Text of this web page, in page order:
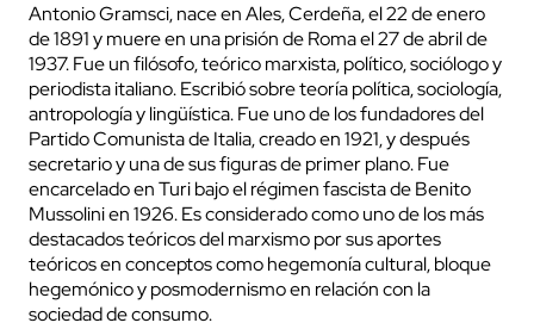
Antonio Gramsci, nace en Ales, Cerdeña, el 22 de enero
de 1891 y muere en una prisión de Roma el 27 de abril de
1937. Fue un filósofo, teórico marxista, político, sociólogo y
periodista italiano. Escribió sobre teoría política, sociología,
antropología y lingüística. Fue uno de los fundadores del
Partido Comunista de Italia, creado en 1921, y después
secretario y una de sus figuras de primer plano. Fue
encarcelado en Turi bajo el régimen fascista de Benito
Mussolini en 1926. Es considerado como uno de los más
destacados teóricos del marxismo por sus aportes
teóricos en conceptos como hegemonía cultural, bloque
hegemónico y posmodernismo en relación con la
sociedad de consumo.